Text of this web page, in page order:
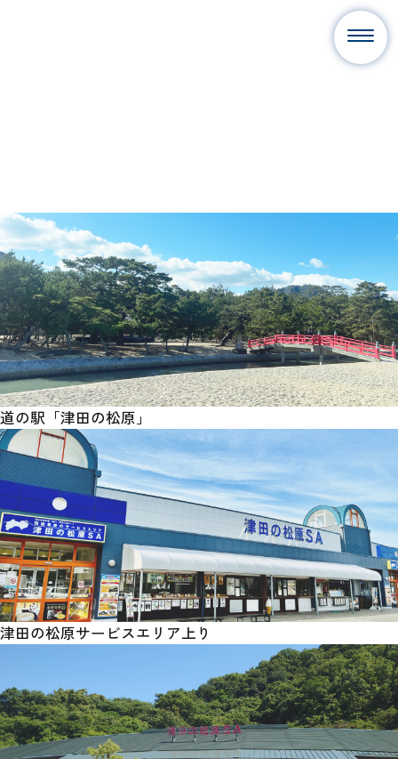
道の駅「津田の松原」
津田の松原サービスエリア上り